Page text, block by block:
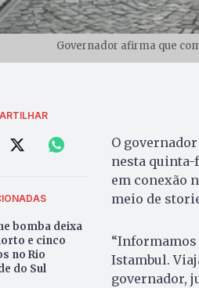
Governador afirma que
bomba deixa
e cinco
no Rio
do Sul
O
nesta quinta-
em conexão
meio de
“Informamos
Istambul.
governador,